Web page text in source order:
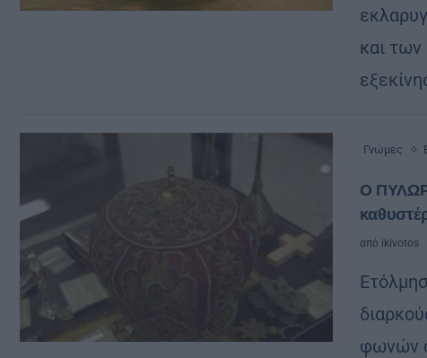
και
Γνώμες
Ο
από ikivotos
φωνών